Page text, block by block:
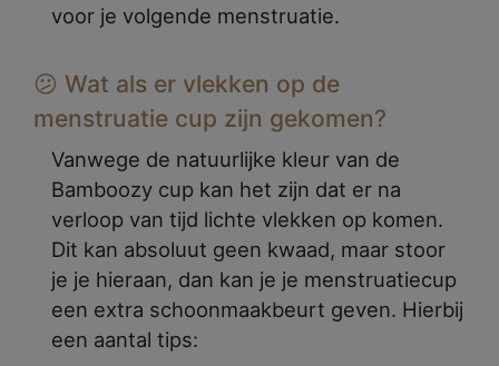
voor je volgende menstruatie.
😕 Wat als er vlekken op de
menstruatie cup zijn gekomen?
Vanwege de natuurlijke kleur van de
Bamboozy cup kan het zijn dat er na
verloop van tijd lichte vlekken op komen.
Dit kan absoluut geen kwaad, maar stoor
je je hieraan, dan kan je je menstruatiecup
een extra schoonmaakbeurt geven. Hierbij
een aantal tips: